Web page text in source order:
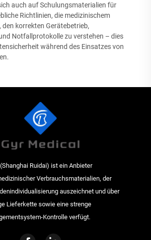
auch auf Schulungsmaterialien für
Richtlinien, die medizinischem
korrekten Gerätebetrieb,
Notfallprotokolle zu verstehen – dies
während des Einsatzes von
Ruidai) ist ein Anbieter
Verbrauchsmaterialien, der
auszeichnet und über
Lieferkette sowie eine strenge
Kontrolle verfügt.